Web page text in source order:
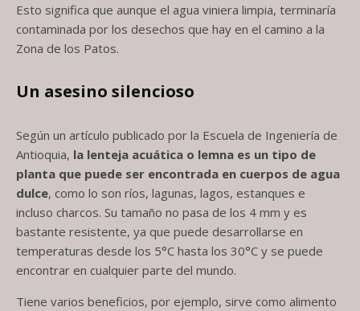
Esto significa que aunque el agua viniera limpia, terminaría
contaminada por los desechos que hay en el camino a la
Zona de los Patos.
Un asesino silencioso
Según un artículo publicado por la Escuela de Ingeniería de
Antioquia, la lenteja acuática o lemna es un tipo de
planta que puede ser encontrada en cuerpos de agua
dulce, como lo son ríos, lagunas, lagos, estanques e
incluso charcos. Su tamaño no pasa de los 4 mm y es
bastante resistente, ya que puede desarrollarse en
temperaturas desde los 5°C hasta los 30°C y se puede
encontrar en cualquier parte del mundo.
Tiene varios beneficios, por ejemplo, sirve como alimento